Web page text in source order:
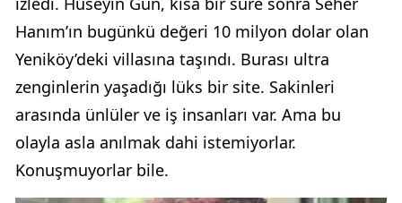
Hanım’ın bugünkü değeri 10 milyon dolar olan
Yeniköy’deki villasına taşındı. Burası ultra
zenginlerin yaşadığı lüks bir site. Sakinleri
arasında ünlüler ve iş insanları var. Ama bu
olayla asla anılmak dahi istemiyorlar.
Konuşmuyorlar bile.